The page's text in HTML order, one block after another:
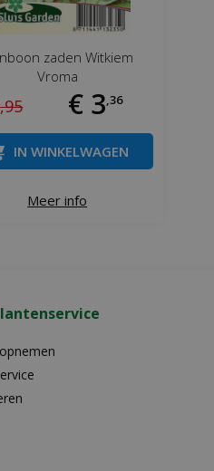
zaden Witkiem
Vroma
,95 € 3 ,36
Meer info
IN WINKELWAGEN